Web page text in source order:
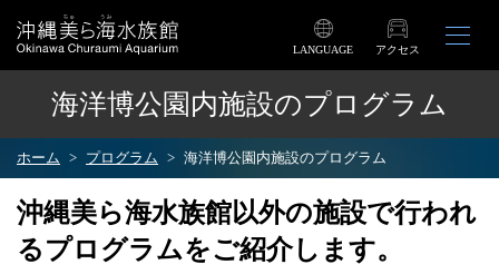
LANGUAGE アクセス
海洋博公園内施設のプログラム
ホーム プログラム 海洋博公園内施設のプログラム
沖縄美ら海水族館以外の施設で行われ
るプログラムをご紹介します。